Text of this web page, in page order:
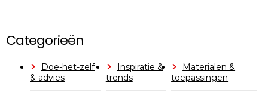
Categorieën
Doe-het-zelf
& advies
Inspiratie &
trends
Materialen &
toepassingen